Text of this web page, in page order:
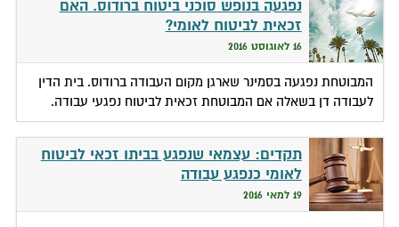
נפגעה בנופש סוכני ביטוח ברודוס. האם
זכאית לביטוח לאומי?
16 לאוגוסט 2016
המבוטחת נפגעה בסמינר שארגן מקום העבודה ברודוס. בית הדין
לעבודה דן בשאלה אם המבוטחת זכאית לביטוח נפגעי עבודה.
תקדים: עצמאי שנפגע בביתו זכאי לביטוח
לאומי כנפגע עבודה
19 למאי 2016